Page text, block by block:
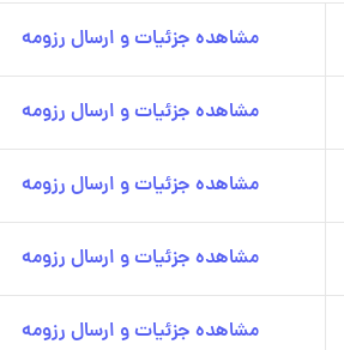
مشاهده جزئیات و ارسال رزومه
مشاهده جزئیات و ارسال رزومه
مشاهده جزئیات و ارسال رزومه
مشاهده جزئیات و ارسال رزومه
مشاهده جزئیات و ارسال رزومه